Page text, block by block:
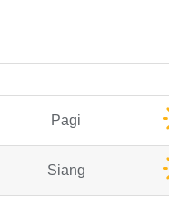
Pagi
Siang